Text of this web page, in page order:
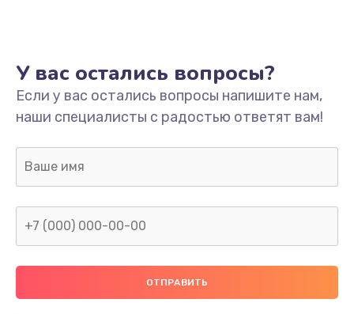
Замена разъёмов (HDMI, DVI, Дисплей порта)
495 руб.
Заказать
Замена USB порта
895 руб.
У вас остались вопросы?
Если у вас остались вопросы напишите нам,
наши специалисты с радостью ответят вам!